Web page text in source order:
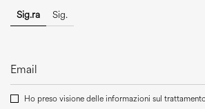
Sig.ra Sig.
Ho preso visione delle informazioni sul